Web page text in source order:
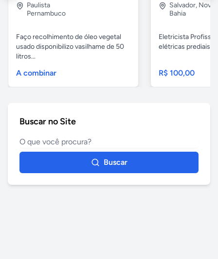
Paulista
Pernambuco
Faço recolhimento de óleo vegetal
usado disponibilizo vasilhame de 50
litros...
A combinar
Salvador, Nova
Bahia
Eletricista
elétricas prediais e
R$ 100,00
Buscar no Site
Buscar